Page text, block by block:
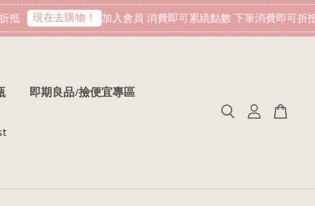
現在去購物！ 加入會員 消費即可累績點數 下筆消費即可折抵
即期良品/撿便宜專區